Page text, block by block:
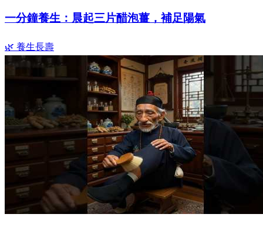
一分鐘養生：晨起三片醋泡薑，補足陽氣
🌿 養生長壽